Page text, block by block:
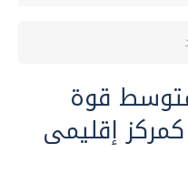
قوة
إقليمى